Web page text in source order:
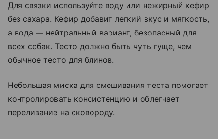
Для связки используйте воду или нежирный кефир
без сахара. Кефир добавит легкий вкус и мягкость,
а вода — нейтральный вариант, безопасный для
всех собак. Тесто должно быть чуть гуще, чем
обычное тесто для блинов.
Небольшая миска для смешивания теста помогает
контролировать консистенцию и облегчает
переливание на сковороду.